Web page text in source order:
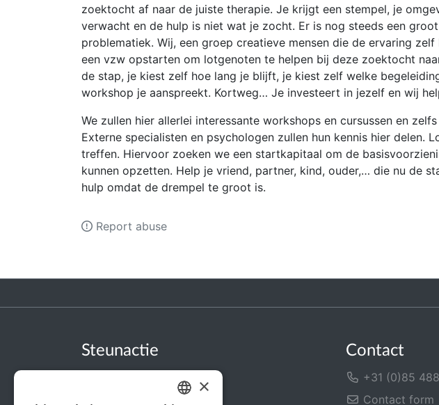
zoektocht af naar de juiste therapie. Je krijgt een stempel, je
verwacht en de hulp is niet wat je zocht. Er is nog steeds een
problematiek. Wij, een groep creatieve mensen die de ervaring
een vzw opstarten om lotgenoten te helpen bij deze zoektocht
de stap, je kiest zelf hoe lang je blijft, je kiest zelf welke
workshop je aanspreekt. Kortweg… Je investeert in jezelf en wij
We zullen hier allerlei interessante workshops en cursussen en
Externe specialisten en psychologen zullen hun kennis hier delen.
treffen. Hiervoor zoeken we een startkapitaal om de
kunnen opzetten. Help je vriend, partner, kind, ouder,… die nu de
hulp omdat de drempel te groot is.
Report abuse
Steunactie Contact
+31 (0)85
Contact form
×